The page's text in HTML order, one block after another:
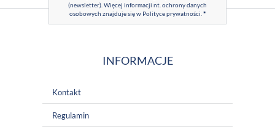
(newsletter). Więcej informacji nt. ochrony danych
osobowych znajduje się w Polityce prywatności *
INFORMACJE
Kontakt
Regulamin